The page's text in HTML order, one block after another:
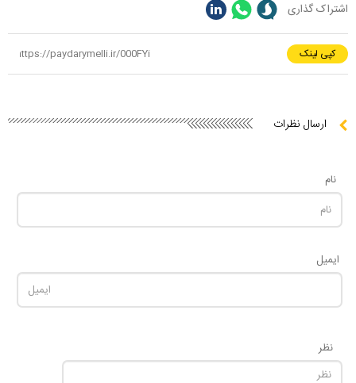
اشتراک گذاری
کپی لینک
ارسال نظرات
نام
ایمیل
نظر